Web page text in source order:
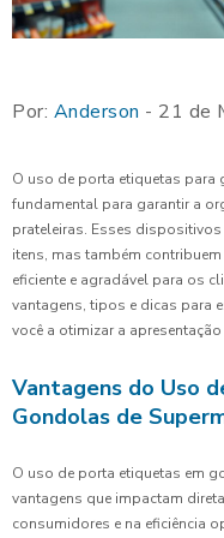
Por: Anderson - 21 de
O uso de porta etiquetas para
fundamental para garantir a
prateleiras. Esses
itens, mas também
eficiente e agradável para os
vantagens, tipos e dicas para
você a otimizar a
Vantagens do Uso
Gondolas de
O uso de porta etiquetas em
vantagens que impactam
consumidores e na eficiência